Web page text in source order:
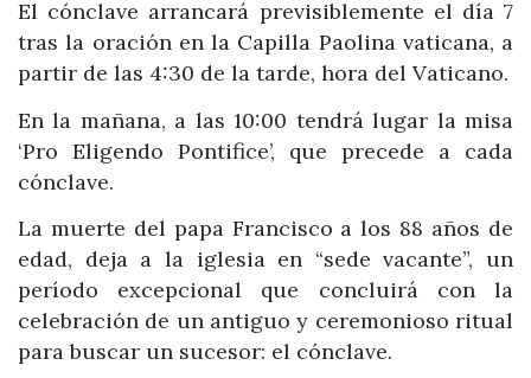
El cónclave arrancará previsiblemente el día 7
tras la oración en la Capilla Paolina vaticana, a
partir de las 4:30 de la tarde, hora del Vaticano.
En la mañana, a las 10:00 tendrá lugar la misa
‘Pro Eligendo Pontifice’, que precede a cada
cónclave.
La muerte del papa Francisco a los 88 años de
edad, deja a la iglesia en “sede vacante”, un
período excepcional que concluirá con la
celebración de un antiguo y ceremonioso ritual
para buscar un sucesor: el cónclave.